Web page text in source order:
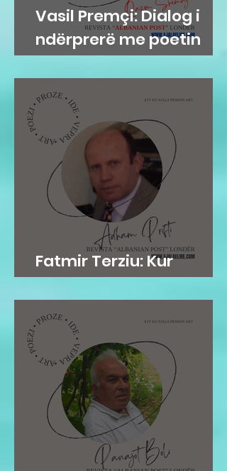
Vasil Premçi: Dialog i
ndërprerë me poetin
Qazim Shemaj
Fatmir Terziu: Kur
mirësia është në gen